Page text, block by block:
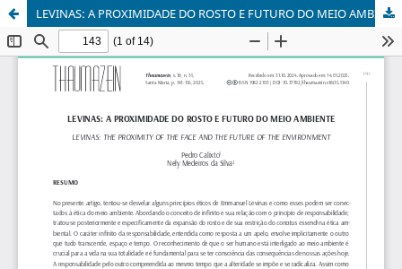
LEVINAS: A PROXIMIDADE DO ROSTO E FUTURO DO MEIO AMBIENTE